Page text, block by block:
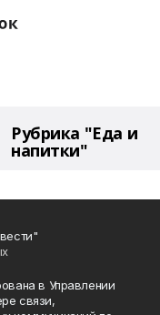
Рубрика "Еда и
напитки"
в Управлении
связи,